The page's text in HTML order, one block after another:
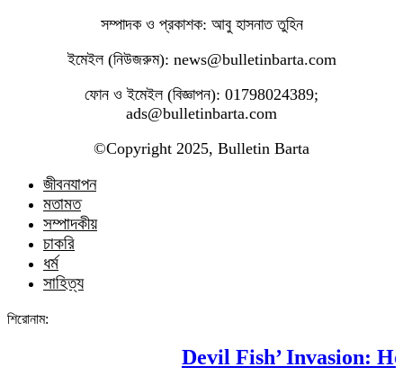
সম্পাদক ও প্রকাশক: আবু হাসনাত তুহিন
ইমেইল (নিউজরুম): news@bulletinbarta.com
ফোন ও ইমেইল (বিজ্ঞাপন): 01798024389;
ads@bulletinbarta.com
©️Copyright 2025, Bulletin Barta
জীবনযাপন
মতামত
সম্পাদকীয়
চাকরি
ধর্ম
সাহিত্য
শিরোনাম:
Devil Fish’ Invasion: How